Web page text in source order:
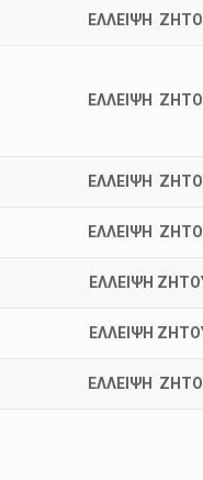
ΕΛΛΕΙΨΗ
ΕΛΛΕΙΨΗ
ΕΛΛΕΙΨΗ
ΕΛΛΕΙΨΗ
ΕΛΛΕΙΨΗ
ΕΛΛΕΙΨΗ
ΕΛΛΕΙΨΗ